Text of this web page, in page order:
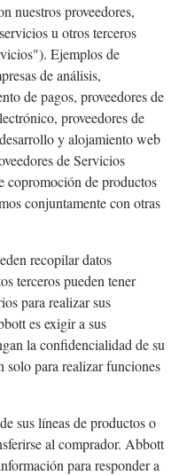
nuestros proveedores,
u otros terceros
Ejemplos de
de análisis,
de pagos, proveedores de
proveedores de
y alojamiento web
de Servicios
copromoción de productos
conjuntamente con otras
recopilar datos
terceros pueden tener
para realizar sus
es exigir a sus
la confidencialidad de su
para realizar funciones
sus líneas de productos o
al comprador. Abbott
para responder a